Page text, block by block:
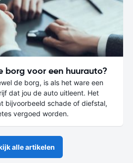
borg voor een huurauto?
de borg, is als het ware een
dat jou de auto uitleent. Het
bijvoorbeeld schade of diefstal,
vergoed worden.
alle artikelen